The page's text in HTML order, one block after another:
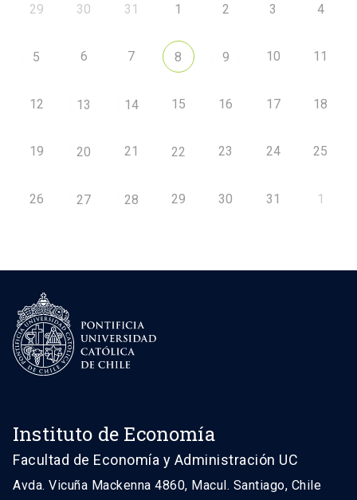
29 30 31 1 2 3 4
5 6 7 8 9 10 11
12 13 14 15 16 17 18
19 20 21 22 23 24 25
26 27 28 29 30 31 1
Instituto de Economía
Facultad de Economía y Administración UC
Avda. Vicuña Mackenna 4860, Macul. Santiago, Chile